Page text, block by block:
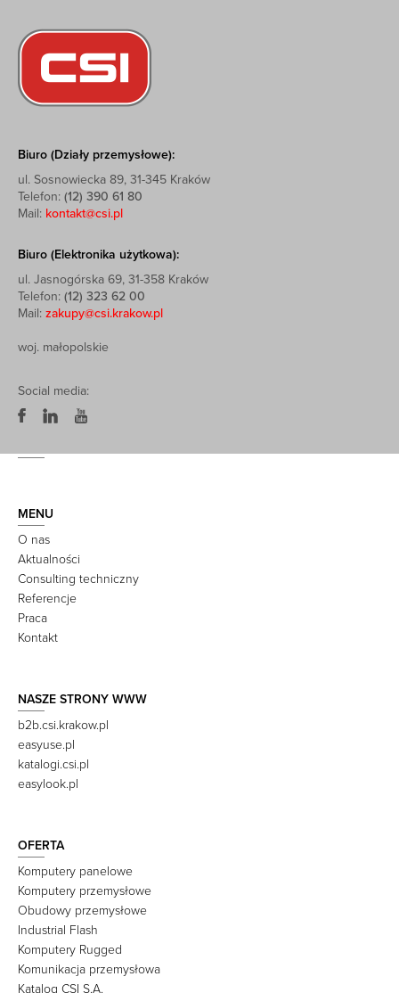
Biuro (Działy przemysłowe):
ul. Sosnowiecka 89, 31-345 Kraków
Telefon: (12) 390 61 80
Mail: kontakt@csi.pl
Biuro (Elektronika użytkowa):
ul. Jasnogórska 69, 31-358 Kraków
Telefon: (12) 323 62 00
Mail: zakupy@csi.krakow.pl
woj. małopolskie
Social media:
MENU
O nas
Aktualności
Consulting techniczny
Referencje
Praca
Kontakt
NASZE STRONY WWW
b2b.csi.krakow.pl
easyuse.pl
katalogi.csi.pl
easylook.pl
OFERTA
Komputery panelowe
Komputery przemysłowe
Obudowy przemysłowe
Industrial Flash
Komputery Rugged
Komunikacja przemysłowa
Katalog CSI S.A.